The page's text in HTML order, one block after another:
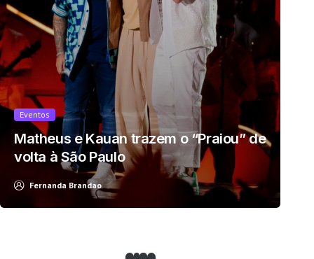
Eventos
Matheus e Kauan trazem o “Praiou” de
volta à São Paulo
Fernanda Brandao